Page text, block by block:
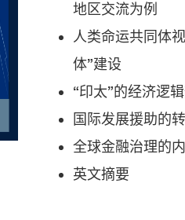
地区交流为例
人类命运共同体
体”建设
“印太”的经济逻
国际发展援助的
全球金融治理的
英文摘要